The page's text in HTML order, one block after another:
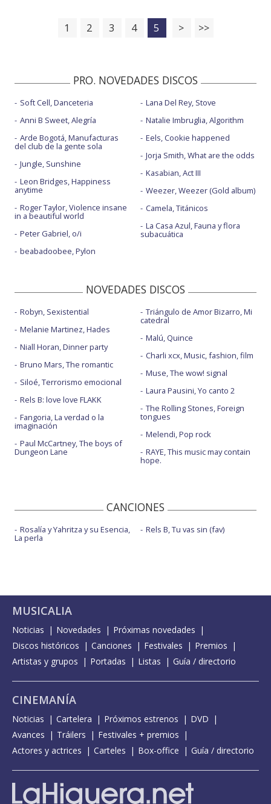
1 2 3 4 5 > >>
PRO. NOVEDADES DISCOS
Soft Cell, Danceteria
Anni B Sweet, Alegría
Arde Bogotá, Manufacturas
del club de la gente sola
Jungle, Sunshine
Leon Bridges, Happiness
anytime
Roger Taylor, Violence insane
in a beautiful world
Peter Gabriel, o/i
beabadoobee, Pylon
Lana Del Rey, Stove
Natalie Imbruglia, Algorithm
Eels, Cookie happened
Jorja Smith, What are the odds
Kasabian, Act III
Weezer, Weezer (Gold album)
Camela, Titánicos
La Casa Azul, Fauna y flora
subacuática
NOVEDADES DISCOS
Robyn, Sexistential
Melanie Martinez, Hades
Niall Horan, Dinner party
Bruno Mars, The romantic
Siloé, Terrorismo emocional
Rels B: love love FLAKK
Fangoria, La verdad o la
imaginación
Paul McCartney, The boys of
Dungeon Lane
Triángulo de Amor Bizarro, Mi
catedral
Malú, Quince
Charli xcx, Music, fashion, film
Muse, The wow! signal
Laura Pausini, Yo canto 2
The Rolling Stones, Foreign
tongues
Melendi, Pop rock
RAYE, This music may contain
hope.
CANCIONES
Rosalía y Yahritza y su Esencia,
La perla
Rels B, Tu vas sin (fav)
MUSICALIA
Noticias Novedades
Próximas novedades
Discos históricos
Canciones Festivales
Premios
Artistas y grupos
Portadas Listas Guía / directorio
CINEMANÍA
Noticias Cartelera Próximos estrenos
DVD
Avances
Tráilers
Festivales + premios
Actores y actrices
Carteles Box-office Guía / directorio